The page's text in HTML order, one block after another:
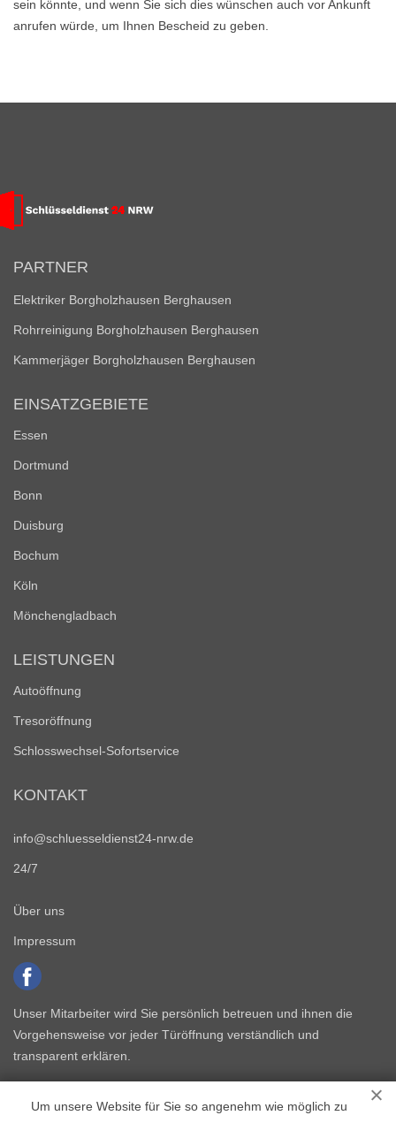
sein könnte, und wenn Sie sich dies wünschen auch vor Ankunft
anrufen würde, um Ihnen Bescheid zu geben.
Um unsere Website für Sie so angenehm wie möglich zu
PARTNER
Elektriker Borgholzhausen Berghausen
Rohrreinigung Borgholzhausen Berghausen
Kammerjäger Borgholzhausen Berghausen
EINSATZGEBIETE
Essen
Dortmund
Bonn
Duisburg
Bochum
Köln
Mönchengladbach
LEISTUNGEN
Autoöffnung
Tresoröffnung
Schlosswechsel-Sofortservice
KONTAKT
info@schluesseldienst24-nrw.de
24/7
Über uns
Impressum
Unser Mitarbeiter wird Sie persönlich betreuen und ihnen die
Vorgehensweise vor jeder Türöffnung verständlich und
transparent erklären.